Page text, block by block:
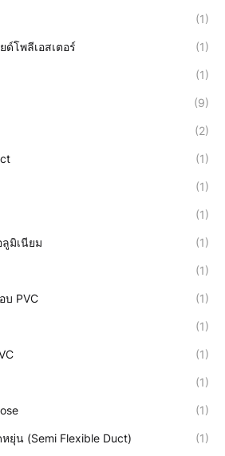
(1)
โพลีเอสเตอร์ (1)
(1)
(9)
(2)
(1)
(1)
(1)
มิเนียม (1)
(1)
บ PVC (1)
(1)
(1)
(1)
(1)
ยุ่น (Semi Flexible Duct) (1)